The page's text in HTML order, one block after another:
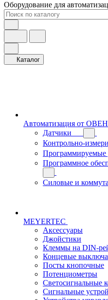
Оборудование для
Каталог
Автоматизация от ОВЕН
Датчики
Контрольно-
Программируемые
Программное
Силовые и
MEYERTEC
Аксессуары
Джойстики
Клеммы на DIN-
Концевые
Посты кнопочные
Потенциометры
Светосигнальные
Сигнальные